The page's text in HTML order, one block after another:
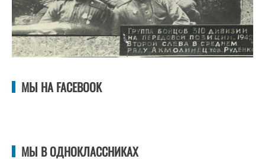
МЫ НА FACEBOOK
МЫ В ОДНОКЛАССНИКАХ